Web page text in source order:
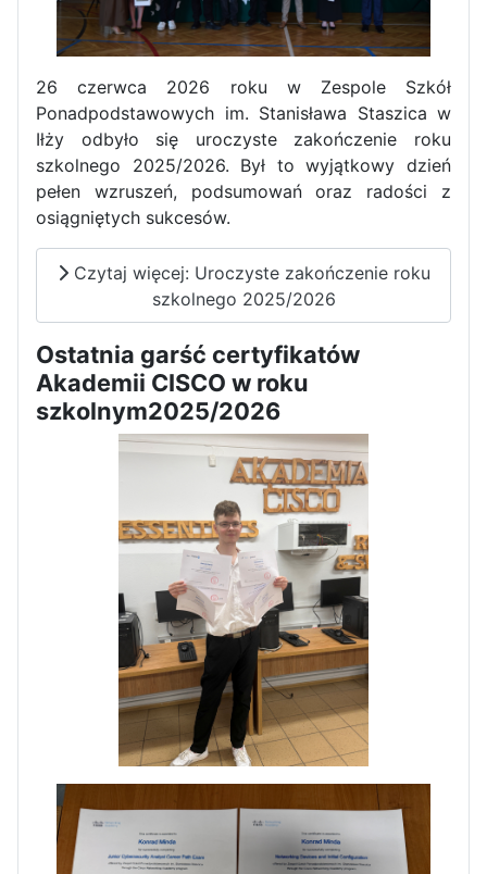
Zawody Sportowo – Obronne
klas OPW
Apel z okazji 235-tej rocznicy
uchwalenia Konstytucji 3 Maja
Dni Otwarte w „Staszicu” za
Informatycy zapraszają do
Staszica w Iłży!
26 czerwca 2026 roku w Zespole Szkół
Ponadpodstawowych im. Stanisława Staszica w
Iłży odbyło się uroczyste zakończenie roku
szkolnego 2025/2026. Był to wyjątkowy dzień
pełen wzruszeń, podsumowań oraz radości z
osiągniętych sukcesów.
Czytaj więcej: Uroczyste zakończenie roku
szkolnego 2025/2026
Ostatnia garść certyfikatów
Akademii CISCO w roku
szkolnym2025/2026